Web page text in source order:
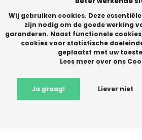
Vikingchoice.nl - Scherpe prijzen!
Wij gebruiken cookies. Deze
zijn nodig om de goede werking
garanderen. Naast functionele
cookies voor statistische
geplaatst met uw
Lees meer over ons
Ja graag! Liever niet